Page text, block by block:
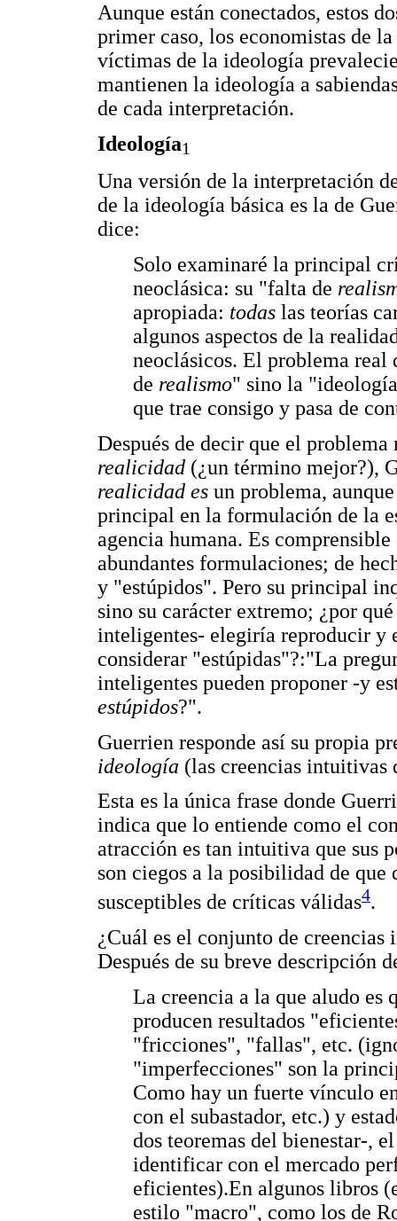
Aunque están conectados, estos
primer caso, los economistas de
víctimas de la ideología
mantienen la ideología a
de cada interpretación.
Ideología1
Una versión de la interpretación
de la ideología básica es la de
dice:
Solo examinaré la principal
neoclásica: su "falta de
apropiada: todas las teorías
algunos aspectos de la
neoclásicos. El problema real
de realismo" sino la
que trae consigo y pasa de
Después de decir que el
realicidad (¿un término mejor?),
realicidad es un problema,
principal en la formulación de la
agencia humana. Es
abundantes formulaciones; de
y "estúpidos". Pero su principal
sino su carácter extremo; ¿por
inteligentes- elegiría reproducir y
considerar "estúpidas"?:"La
inteligentes pueden proponer -y
estúpidos?".
Guerrien responde así su propia
ideología (las creencias intuitivas
Esta es la única frase donde
indica que lo entiende como el
atracción es tan intuitiva que sus
son ciegos a la posibilidad de que
susceptibles de críticas válidas4.
¿Cuál es el conjunto de
Después de su breve descripción
La creencia a la que aludo es
producen resultados
"fricciones", "fallas", etc.
"imperfecciones" son la
Como hay un fuerte vínculo
con el subastador, etc.) y
dos teoremas del bienestar-,
identificar con el mercado
eficientes).En algunos libros
estilo "macro", como los de